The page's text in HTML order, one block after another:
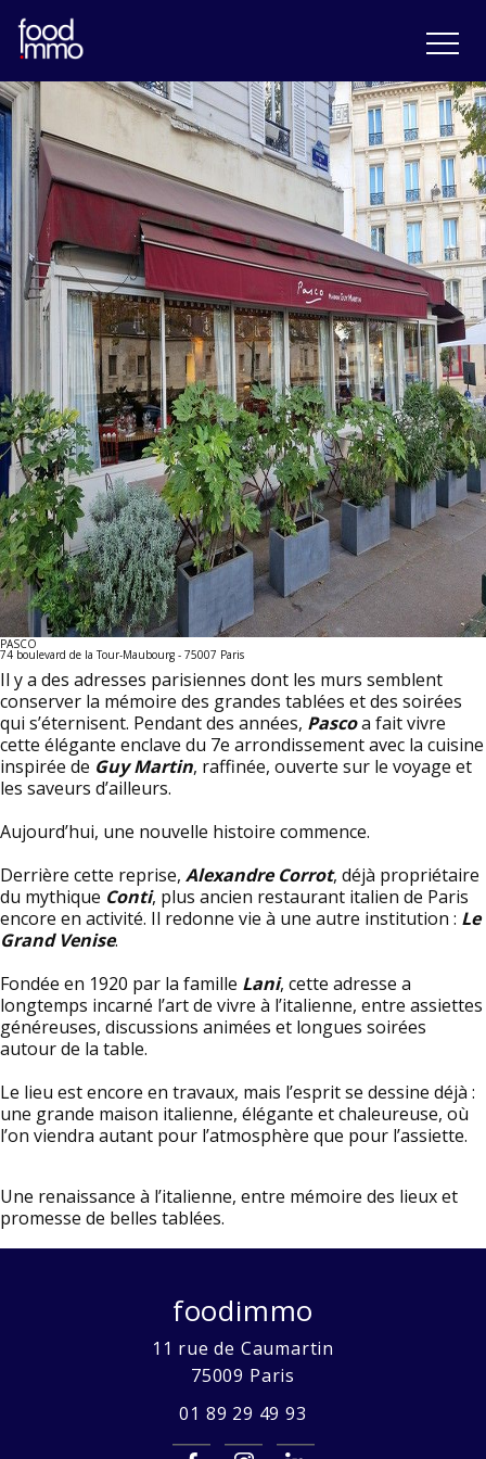
PASCO
74 boulevard de la Tour-Maubourg - 75007 Paris
Il y a des adresses parisiennes dont les murs semblent
conserver la mémoire des grandes tablées et des soirées
qui s’éternisent. Pendant des années, Pascoa fait vivre
cette élégante enclave du 7e arrondissement avec la cuisine
inspirée de Guy Martin, raffinée, ouverte sur le voyage et
les saveurs d’ailleurs.
Aujourd’hui, une nouvelle histoire commence.
Derrière cette reprise, Alexandre Corrot, déjà propriétaire
du mythique Conti, plus ancien restaurant italien de Paris
encore en activité. Il redonne vie à une autre institution : Le
Grand Venise.
Fondée en 1920 par la famille Lani, cette adresse a
longtemps incarné l’art de vivre à l’italienne, entre assiettes
généreuses, discussions animées et longues soirées
autour de la table.
Le lieu est encore en travaux, mais l’esprit se dessine déjà :
une grande maison italienne, élégante et chaleureuse, où
l’on viendra autant pour l’atmosphère que pour l’assiette.
Une renaissance à l’italienne, entre mémoire des lieux et
promesse de belles tablées.
foodimmo
11 rue de Caumartin
75009 Paris
01 89 29 49 93